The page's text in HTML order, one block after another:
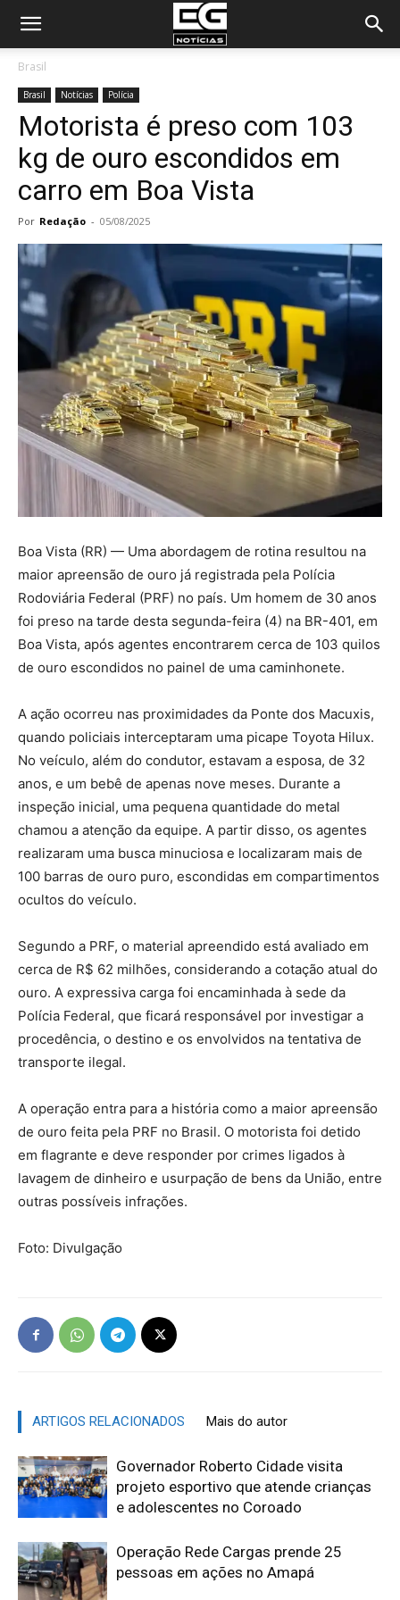
Brasil
Brasil Notícias Polícia
Motorista é preso com 103
kg de ouro escondidos em
carro em Boa Vista
Por Redação - 05/08/2025
Boa Vista (RR) — Uma abordagem de rotina resultou na
maior apreensão de ouro já registrada pela Polícia
Rodoviária Federal (PRF) no país. Um homem de 30 anos
foi preso na tarde desta segunda-feira (4) na BR-401, em
Boa Vista, após agentes encontrarem cerca de 103 quilos
de ouro escondidos no painel de uma caminhonete.
A ação ocorreu nas proximidades da Ponte dos Macuxis,
quando policiais interceptaram uma picape Toyota Hilux.
No veículo, além do condutor, estavam a esposa, de 32
anos, e um bebê de apenas nove meses. Durante a
inspeção inicial, uma pequena quantidade do metal
chamou a atenção da equipe. A partir disso, os agentes
realizaram uma busca minuciosa e localizaram mais de
100 barras de ouro puro, escondidas em compartimentos
ocultos do veículo.
Segundo a PRF, o material apreendido está avaliado em
cerca de R$ 62 milhões, considerando a cotação atual do
ouro. A expressiva carga foi encaminhada à sede da
Polícia Federal, que ficará responsável por investigar a
procedência, o destino e os envolvidos na tentativa de
transporte ilegal.
A operação entra para a história como a maior apreensão
de ouro feita pela PRF no Brasil. O motorista foi detido
em flagrante e deve responder por crimes ligados à
lavagem de dinheiro e usurpação de bens da União, entre
outras possíveis infrações.
Foto: Divulgação
ARTIGOS RELACIONADOS Mais do autor
Governador Roberto Cidade visita
projeto esportivo que atende crianças
e adolescentes no Coroado
Operação Rede Cargas prende 25
pessoas em ações no Amapá